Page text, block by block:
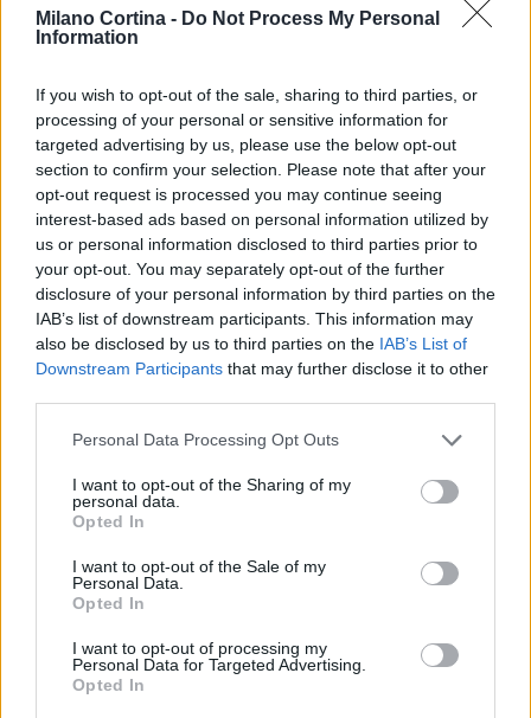
Milano Cortina - Do Not Process My Personal
Information
If you wish to opt-out of the sale, sharing to third parties, or
processing of your personal or sensitive information for
targeted advertising by us, please use the below opt-out
section to confirm your selection. Please note that after your
opt-out request is processed you may continue seeing
interest-based ads based on personal information utilized by
us or personal information disclosed to third parties prior to
your opt-out. You may separately opt-out of the further
disclosure of your personal information by third parties on the
IAB’s list of downstream participants. This information may
also be disclosed by us to third parties on the IAB’s List of
Downstream Participants that may further disclose it to other
Please note that this website/app uses one or more Google
not limited to your visit or usage behaviour. You may click to
grant or deny consent to Google and its third-party tags to
use your data for below specified purposes in below Google
consent section.
Personal Data Processing Opt Outs
I want to opt-out of the Sharing of my
personal data.
Opted In
I want to opt-out of the Sale of my
Personal Data.
Opted In
I want to opt-out of processing my
Personal Data for Targeted Advertising.
Opted In
Continua a leggere
DISCIPLINE